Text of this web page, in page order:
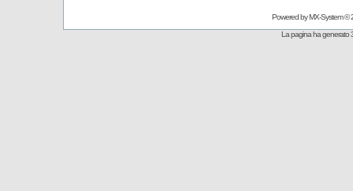
Powered byMX-System©
La pagina ha generato